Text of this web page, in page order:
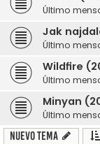
Último
Jak
Último
Wildfire
Último
Minyan
Último
Nuevo Tema